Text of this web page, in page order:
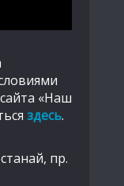
«Наш
здесь.
пр.